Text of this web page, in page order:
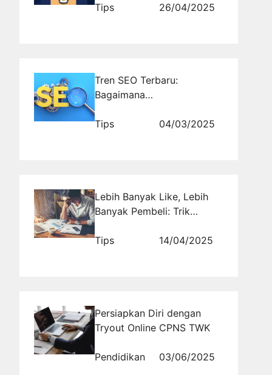
Tips 26/04/2025
Tren SEO Terbaru:
Bagaimana
Promosi Usaha Anda?
Tips 04/03/2025
Lebih Banyak Like, Lebih
Banyak Pembeli: Trik
Tips
14/04/2025
Persiapkan Diri dengan
Tryout Online CPNS TWK
Pendidikan 03/06/2025